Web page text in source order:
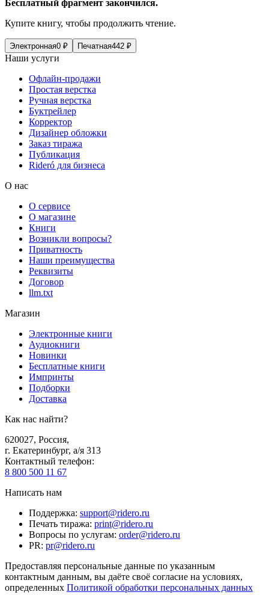
Бесплатный фрагмент закончился.
Купите книгу, чтобы продолжить чтение.
Электронная0 ₽ Печатная442 ₽
Наши услуги
Офлайн-продажи
Простая верстка
Ручная верстка
Буктрейлер
Корректор
Дизайнер обложки
Заказ тиража
Публикация
Rideró для бизнеса
О нас
О сервисе
О магазине
Книги
Возникли вопросы?
Приватность
Наши преимущества
Реквизиты
Договор
llm.txt
Магазин
Электронные книги
Аудиокниги
Новинки
Бесплатные книги
Импринты
Подборки
Доставка
Как нас найти?
620027, Россия,
г. Екатеринбург, а/я 313
Контактный телефон:
8 800 500 11 67
Написать нам
Поддержка: support@ridero.ru
Печать тиража: print@ridero.ru
Вопросы по услугам: order@ridero.ru
PR: pr@ridero.ru
Предоставляя персональные данные по указанным
контактным данным, вы даёте своё согласие на условиях,
определенных Политикой обработки персональных данных